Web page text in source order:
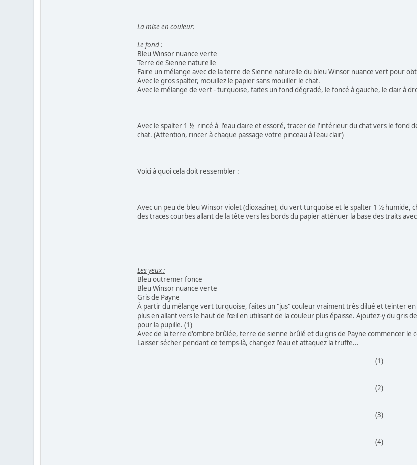
La mise en couleur:
Le fond :
Bleu Winsor nuance verte
Terre de Sienne naturelle
Faire un mélange avec de la terre de Sienne naturelle du bleu Winsor nuance vert pour
Avec le gros spalter, mouillez le papier sans mouiller le chat.
Avec le mélange de vert - turquoise, faites un fond dégradé, le foncé à gauche, le clair à
Avec le spalter 1 ½ rincé à l'eau claire et essoré, tracer de l'intérieur du chat vers le fond
chat. (Attention, rincer à chaque passage votre pinceau à l'eau clair)
Voici à quoi cela doit ressembler :
Avec un peu de bleu Winsor violet (dioxazine), du vert turquoise et le spalter 1 ½ humide,
des traces courbes allant de la tête vers les bords du papier atténuer la base des traits
Les yeux :
Bleu outremer fonce
Bleu Winsor nuance verte
Gris de Payne
À partir du mélange vert turquoise, faites un "jus" couleur vraiment très dilué et teinter
plus en allant vers le haut de l'œil en utilisant de la couleur plus épaisse. Ajoutez-y du gris
pour la pupille. (1)
Avec de la terre d'ombre brûlée, terre de sienne brûlé et du gris de Payne commencer le
Laisser sécher pendant ce temps-là, changez l'eau et attaquez la truffe...
(1)
(2)
(3)
(4)